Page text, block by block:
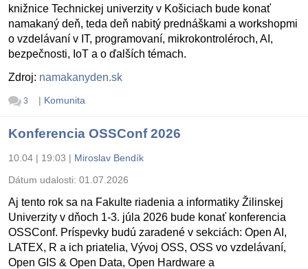
knižnice Technickej univerzity v Košiciach bude konať
namakaný deň, teda deň nabitý prednáškami a workshopmi
o vzdelávaní v IT, programovaní, mikrokontroléroch, AI,
bezpečnosti, IoT a o ďalších témach.
Zdroj: namakanyden.sk
3 | Komunita
Konferencia OSSConf 2026
10.04 | 19:03 | Miroslav Bendík
Dátum udalosti: 01.07.2026
Aj tento rok sa na Fakulte riadenia a informatiky Žilinskej
Univerzity v dňoch 1-3. júla 2026 bude konať konferencia
OSSConf. Príspevky budú zaradené v sekciách: Open AI,
LATEX, R a ich priatelia, Vývoj OSS, OSS vo vzdelávaní,
Open GIS & Open Data, Open Hardware a